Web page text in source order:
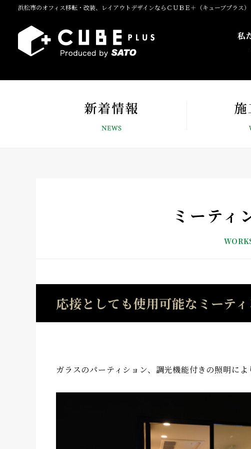
浜松市のオフィス移転・改装、レイアウトデザインならＣＵＢＥ＋（キューブプラス
ミーティ
応接としても使用可能なミーテ
ガラスのパーティション、調光機能付きの照明に